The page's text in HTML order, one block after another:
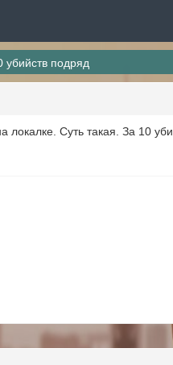
убийств подряд
локалке. Суть такая. За 10